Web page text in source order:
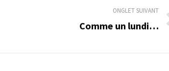
ONGLET SUIVANT
Comme un lundi…